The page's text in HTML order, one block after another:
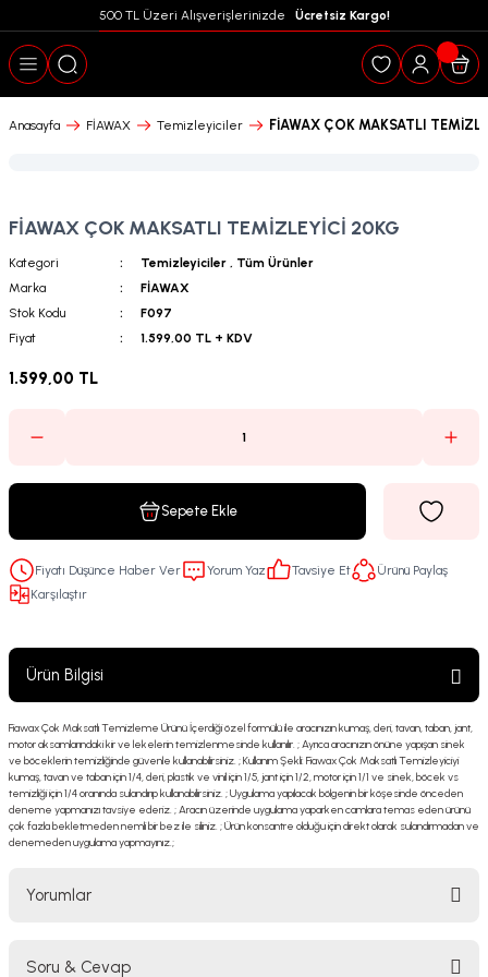
500 TL Üzeri Alışverişlerinizde Ücretsiz Kargo!
Geri Dön
Anasayfa FİAWAX Temizleyiciler FİAWAX ÇOK MAKSATLI
FİAWAX ÇOK MAKSATLI TEMİZLEYİCİ 20KG
Kategori Temizleyiciler , Tüm Ürünler
Marka
FİAWAX
Stok Kodu
F097
Fiyat
1.599,00 TL + KDV
1.599,00 TL
Sepete Ekle
Fiyatı Düşünce Haber Ver Yorum Yaz Tavsiye Et
Ürünü Paylaş
Karşılaştır
Ürün Bilgisi
Fiawax Çok Maksatlı Temizleme Ürünü İçerdiği özel formülü ile aracınızın kumaş, deri, tavan, taban, jant,
motor aksamlarındaki kir ve lekelerin temizlenmesinde kullanılır. ; Ayrıca aracınızın önüne yapışan sinek
ve böceklerin temizliğinde güvenle kullanabilirsiniz. ; Kullanım Şekli: Fiawax Çok Maksatlı Temizleyiciyi
kumaş, tavan ve taban için 1/4, deri, plastik ve vinil için 1/5, jant için 1/2, motor için 1/1 ve sinek, böcek vs
temizliği için 1/4 oranında sulandırıp kullanabilirsiniz. ; Uygulama yapılacak bölgenin bir köşesinde önceden
deneme yapmanızı tavsiye ederiz. ; Aracın üzerinde uygulama yaparken camlara temas eden ürünü
çok fazla bekletmeden nemli bir bez ile siliniz. ; Ürün konsantre olduğu için direkt olarak sulandırmadan ve
denemeden uygulama yapmayınız.;
Yorumlar
Soru & Cevap